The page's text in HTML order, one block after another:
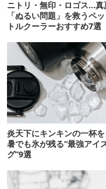
ニトリ・無印・ロゴス…真
「ぬるい問題」を救うペ
トルクーラーおすすめ7選
炎天下にキンキンの一杯
暑でも氷が残る“最強アイ
グ”9選